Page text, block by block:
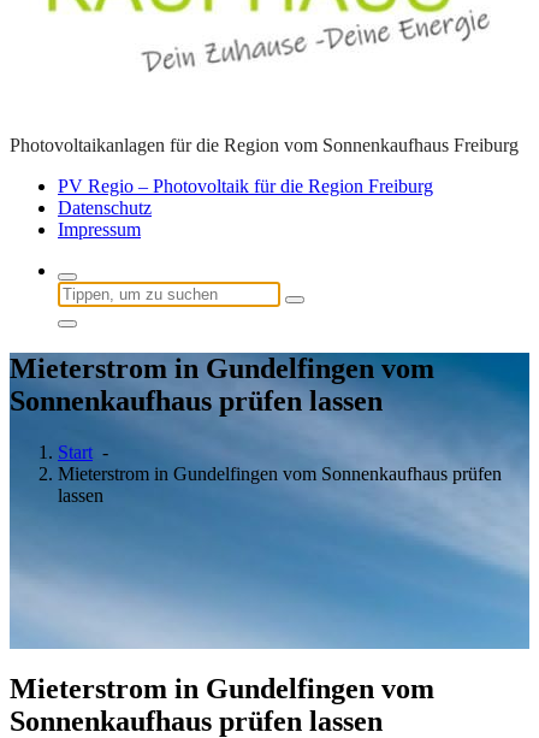
Photovoltaikanlagen für die Region vom Sonnenkaufhaus Freiburg
PV Regio – Photovoltaik für die Region Freiburg
Datenschutz
Impressum
Suchen
nach:
Mieterstrom in Gundelfingen vom
Sonnenkaufhaus prüfen lassen
Start -
Mieterstrom in Gundelfingen vom Sonnenkaufhaus prüfen
lassen
Mieterstrom in Gundelfingen vom
Sonnenkaufhaus prüfen lassen